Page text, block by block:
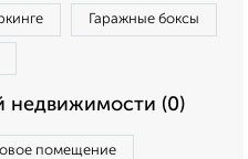
Гаражные боксы
недвижимости (0)
помещение